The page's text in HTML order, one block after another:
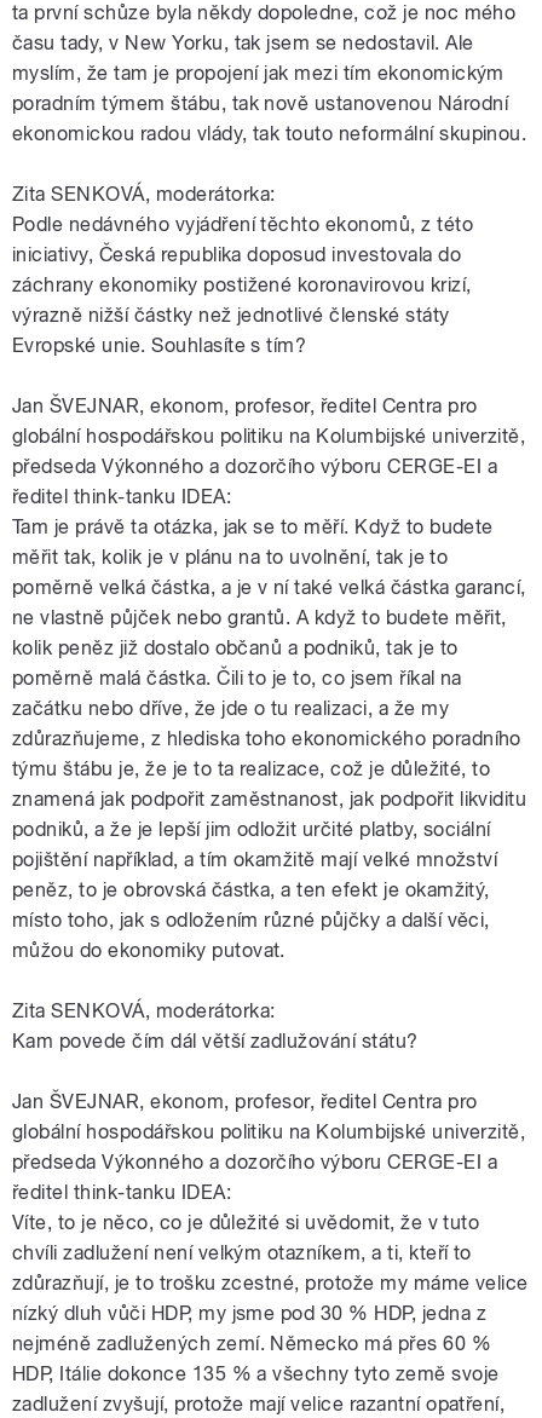
ta první schůze byla někdy dopoledne, což je noc mého
času tady, v New Yorku, tak jsem se nedostavil. Ale
myslím, že tam je propojení jak mezi tím ekonomickým
poradním týmem štábu, tak nově ustanovenou Národní
ekonomickou radou vlády, tak touto neformální skupinou.
Zita SENKOVÁ, moderátorka:
Podle nedávného vyjádření těchto ekonomů, z této
iniciativy, Česká republika doposud investovala do
záchrany ekonomiky postižené koronavirovou krizí,
výrazně nižší částky než jednotlivé členské státy
Evropské unie. Souhlasíte s tím?
Jan ŠVEJNAR, ekonom, profesor, ředitel Centra pro
globální hospodářskou politiku na Kolumbijské univerzitě,
předseda Výkonného a dozorčího výboru CERGE-EI a
ředitel think-tanku IDEA:
Tam je právě ta otázka, jak se to měří. Když to budete
měřit tak, kolik je v plánu na to uvolnění, tak je to
poměrně velká částka, a je v ní také velká částka garancí,
ne vlastně půjček nebo grantů. A když to budete měřit,
kolik peněz již dostalo občanů a podniků, tak je to
poměrně malá částka. Čili to je to, co jsem říkal na
začátku nebo dříve, že jde o tu realizaci, a že my
zdůrazňujeme, z hlediska toho ekonomického poradního
týmu štábu je, že je to ta realizace, což je důležité, to
znamená jak podpořit zaměstnanost, jak podpořit likviditu
podniků, a že je lepší jim odložit určité platby, sociální
pojištění například, a tím okamžitě mají velké množství
peněz, to je obrovská částka, a ten efekt je okamžitý,
místo toho, jak s odložením různé půjčky a další věci,
můžou do ekonomiky putovat.
Zita SENKOVÁ, moderátorka:
Kam povede čím dál větší zadlužování státu?
Jan ŠVEJNAR, ekonom, profesor, ředitel Centra pro
globální hospodářskou politiku na Kolumbijské univerzitě,
předseda Výkonného a dozorčího výboru CERGE-EI a
ředitel think-tanku IDEA:
Víte, to je něco, co je důležité si uvědomit, že v tuto
chvíli zadlužení není velkým otazníkem, a ti, kteří to
zdůrazňují, je to trošku zcestné, protože my máme velice
nízký dluh vůči HDP, my jsme pod 30 % HDP, jedna z
nejméně zadlužených zemí. Německo má přes 60 %
HDP, Itálie dokonce 135 % a všechny tyto země svoje
zadlužení zvyšují, protože mají velice razantní opatření,